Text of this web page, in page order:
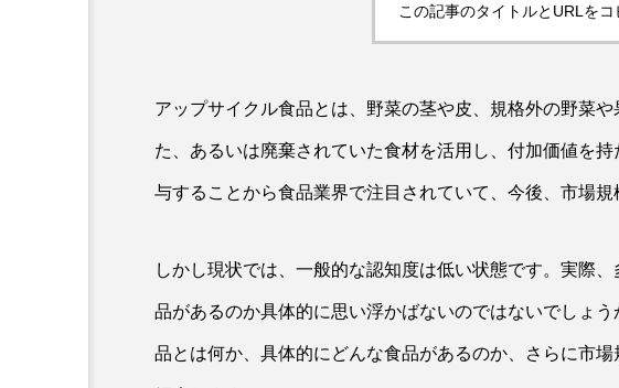
この記事のタイトルとURLをコ
アップサイクル食品とは、野菜の茎や皮、規格外の野菜
た、あるいは廃棄されていた食材を活用し、付加価値を
与することから食品業界で注目されていて、今後、市場規
しかし現状では、一般的な認知度は低い状態です。実際
品があるのか具体的に思い浮かばないのではないでしょ
品とは何か、具体的にどんな食品があるのか、さらに市
食と暮らし
まらない役割の重要性と課題を知る